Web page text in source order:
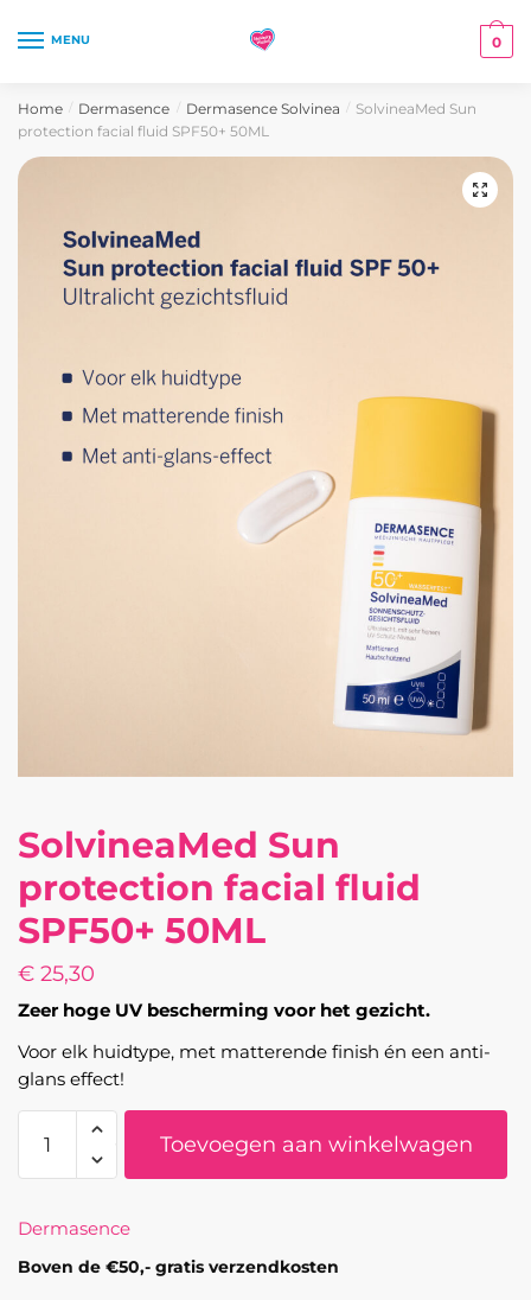
MENU 0
Home Dermasence Dermasence Solvinea
SolvineaMed Sun
protection facial fluid SPF50+ 50ML
SolvineaMed Sun
protection facial fluid
SPF50+ 50ML
€ 25,30
Zeer hoge UV bescherming voor het gezicht.
Voor elk huidtype, met matterende finish én een anti-
glans effect!
SolvineaMed
Sun
protection
fluid
SPF50+
Toevoegen aan winkelwagen
Dermasence
Boven de €50,- gratis verzendkosten